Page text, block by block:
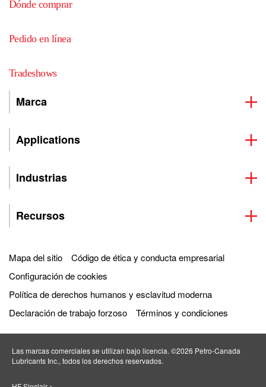
Dónde comprar
Pedido en línea
Tradeshows
Marca
Applications
Industrias
Recursos
Mapa del sitio
Código de ética y conducta empresarial
Configuración de cookies
Política de derechos humanos y esclavitud moderna
Declaración de trabajo forzoso
Términos y condiciones
Las marcas comerciales se utilizan bajo licencia. ©2026 Petro‐Canada
Lubricants Inc., todos los derechos reservados.